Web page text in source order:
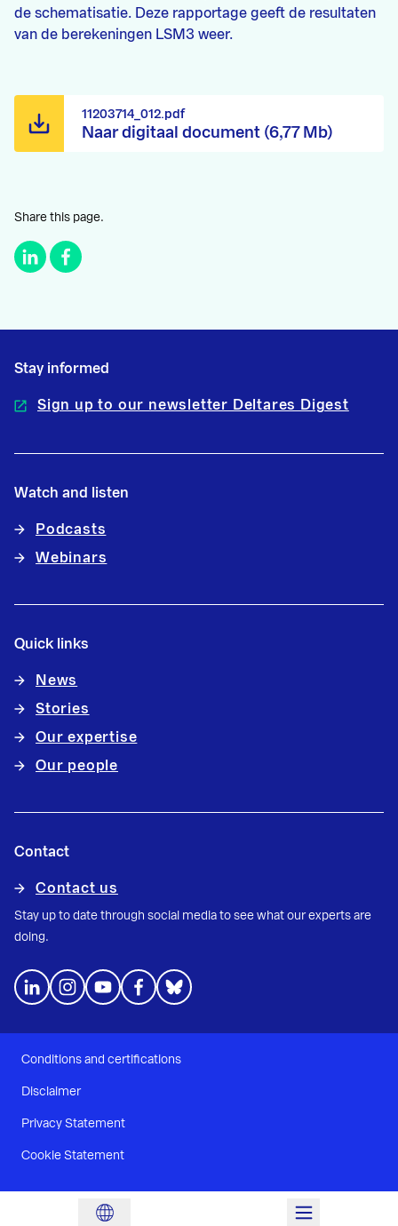
de schematisatie. Deze rapportage geeft de resultaten
van de berekeningen LSM3 weer.
Naar digitaal document (6,77 Mb)
11203714_012.pdf
Share this page.
Stay informed
Sign up to our newsletter Deltares Digest
Watch and listen
Podcasts
Webinars
Quick links
News
Stories
Our expertise
Our people
Contact
Contact us
Stay up to date through social media to see what our experts are
doing.
Conditions and certifications
Disclaimer
Privacy Statement
Cookie Statement